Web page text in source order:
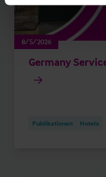
8/5/2026
Germany
Publikationen Hotels